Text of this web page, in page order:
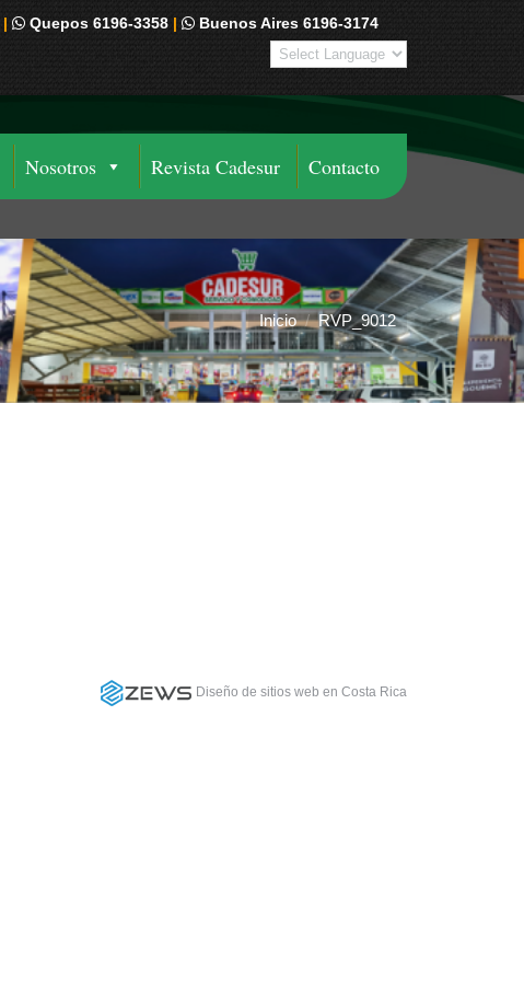
| Quepos 6196-3358 | Buenos Aires 6196-3174
Nosotros Revista Cadesur Contacto
Inicio RVP_9012
Diseño de sitios web en Costa Rica